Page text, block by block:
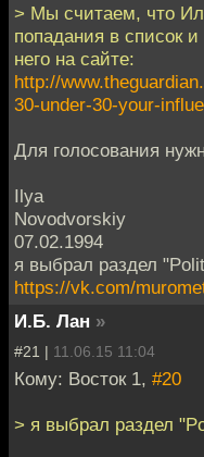
> Мы считаем, что
попадания в список
него на сайте:
http://
30-under-30-your-
Для голосования
Ilya
Novodvorskiy
07.02.1994
я выбрал раздел
https://vk.com/
И.Б. Лан »
#21 | 11.06.15 11:04
Кому: Восток 1, #20
> я выбрал раздел